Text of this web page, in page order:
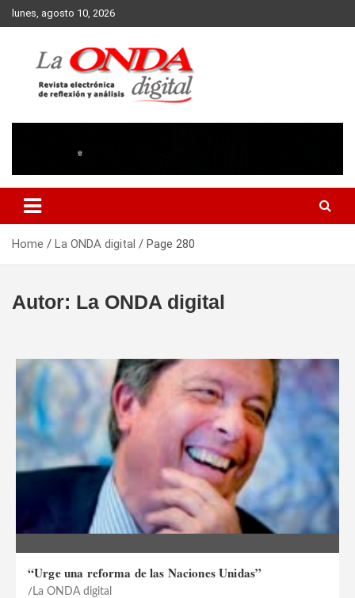
Skip
to
lunes, agosto 10, 2026
Home La ONDA digital Page 280
Autor: La ONDA digital
“Urge una reforma de las Naciones Unidas”
La ONDA digital